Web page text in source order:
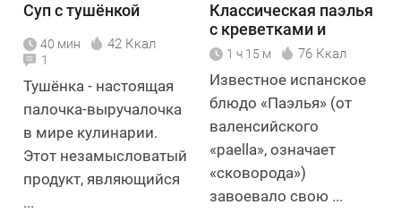
Суп с тушёнкой
40 мин 42 Ккал
1
Тушёнка - настоящая
палочка-выручалочка
в мире кулинарии.
Этот незамысловатый
продукт, являющийся
...
Классическая паэлья
с креветками и
мидиями
1 ч 15 м 76 Ккал
Известное испанское
блюдо «Паэлья» (от
валенсийского
«paella», означает
«сковорода»)
завоевало свою ...